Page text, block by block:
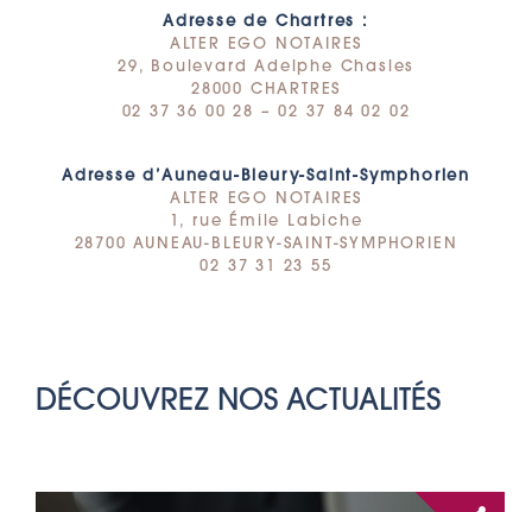
Adresse de Chartres :
ALTER EGO NOTAIRES
29, Boulevard Adelphe Chasles
28000 CHARTRES
02 37 36 00 28 – 02 37 84 02 02
Adresse d’Auneau-Bleury-Saint-Symphorien
ALTER EGO NOTAIRES
1, rue Émile Labiche
28700 AUNEAU-BLEURY-SAINT-SYMPHORIEN
02 37 31 23 55
DÉCOUVREZ NOS ACTUALITÉS